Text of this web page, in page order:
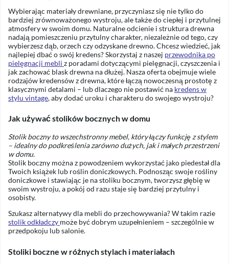
Wybierając materiały drewniane, przyczyniasz się nie tylko do
bardziej zrównoważonego wystroju, ale także do ciepłej i przytulnej
atmosfery w swoim domu. Naturalne odcienie i struktura drewna
nadają pomieszczeniu przytulny charakter, niezależnie od tego, czy
wybierzesz dąb, orzech czy odzyskane drewno. Chcesz wiedzieć, jak
najlepiej dbać o swój kredens? Skorzystaj z naszej przewodnika po
pielęgnacji mebli z poradami dotyczącymi pielęgnacji, czyszczenia i
jak zachować blask drewna na dłużej. Nasza oferta obejmuje wiele
rodzajów kredensów z drewna, które łączą nowoczesną prostotę z
klasycznymi detalami – lub dlaczego nie postawić na kredens w
stylu vintage, aby dodać uroku i charakteru do swojego wystroju?
Jak używać stolików bocznych w domu
Stolik boczny to wszechstronny mebel, który łączy funkcję z stylem
– idealny do podkreślenia zarówno dużych, jak i małych przestrzeni
w domu.
Stolik boczny można z powodzeniem wykorzystać jako piedestał dla
Twoich książek lub roślin doniczkowych. Podnosząc swoje rośliny
doniczkowe i stawiając je na stoliku bocznym, tworzysz głębię w
swoim wystroju, a pokój od razu staje się bardziej przytulny i
osobisty.
Szukasz alternatywy dla mebli do przechowywania? W takim razie
stolik odkładczy może być dobrym uzupełnieniem – szczególnie w
przedpokoju lub salonie.
Stoliki boczne w różnych stylach i materiałach